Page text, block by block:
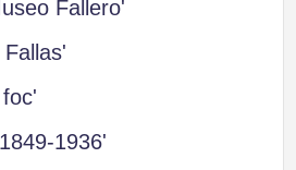
Fallero'
1936'